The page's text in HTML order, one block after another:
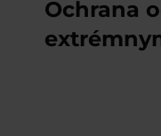
Ochrana